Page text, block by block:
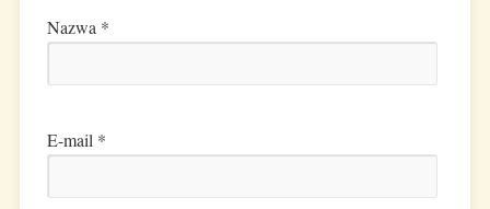
Nazwa *
E-mail *